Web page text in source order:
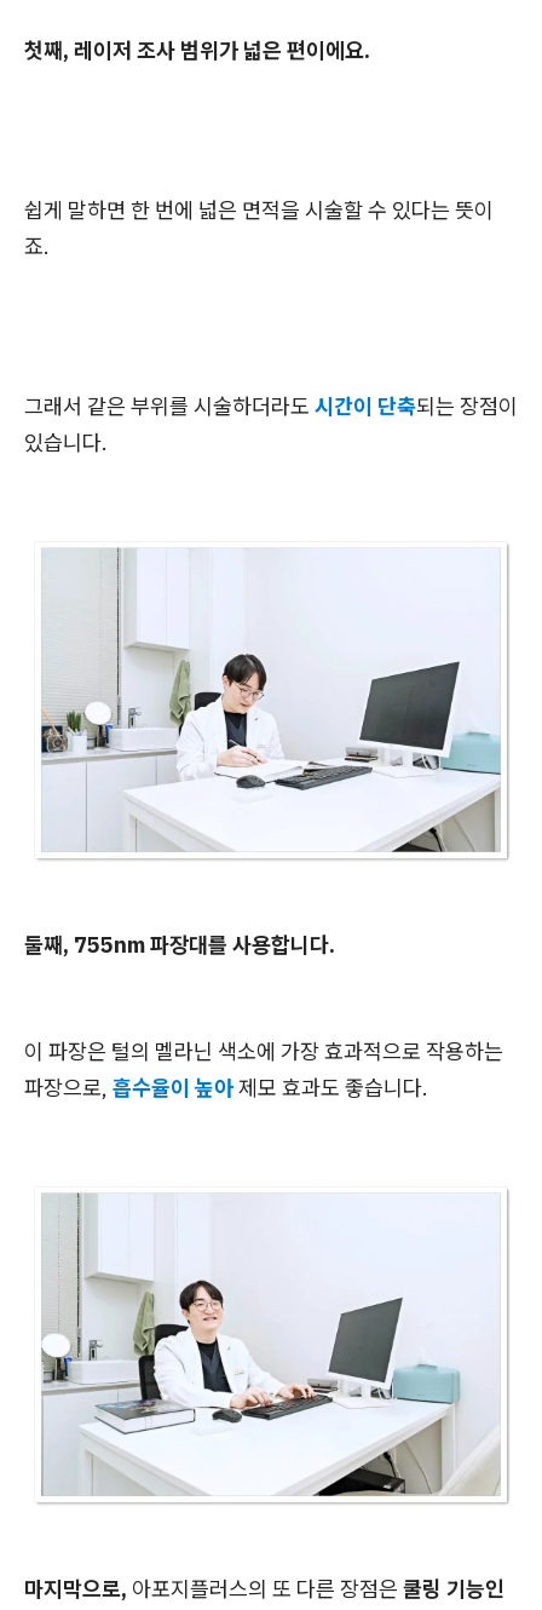
첫째, 레이저 조사 범위가 넓은 편이에요.
쉽게 말하면 한 번에 넓은 면적을 시술할 수 있다는 뜻이
죠.
그래서 같은 부위를 시술하더라도 시간이 단축되는 장점이
있습니다.
둘째, 755nm 파장대를 사용합니다.
이 파장은 털의 멜라닌 색소에 가장 효과적으로 작용하는
파장으로, 흡수율이 높아제모 효과도 좋습니다.
마지막으로, 아포지플러스의 또 다른 장점은 쿨링 기능인